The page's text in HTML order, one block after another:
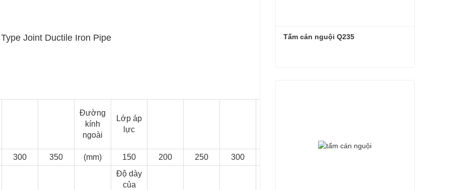
Đường
kính
ngoài
Lớp áp
lực
300 350 (mm) 150 200 250 300
Độ dày
của
Tấm cán nguội Q235